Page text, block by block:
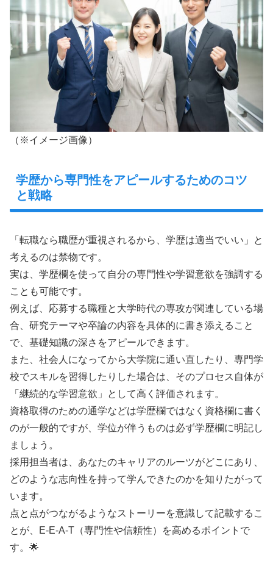
（※イメージ画像）
学歴から専門性をアピールするためのコツ
と戦略
「転職なら職歴が重視されるから、学歴は適当でいい」と
考えるのは禁物です。
実は、学歴欄を使って自分の専門性や学習意欲を強調する
ことも可能です。
例えば、応募する職種と大学時代の専攻が関連している場
合、研究テーマや卒論の内容を具体的に書き添えること
で、基礎知識の深さをアピールできます。
また、社会人になってから大学院に通い直したり、専門学
校でスキルを習得したりした場合は、そのプロセス自体が
「継続的な学習意欲」として高く評価されます。
資格取得のための通学などは学歴欄ではなく資格欄に書く
のが一般的ですが、学位が伴うものは必ず学歴欄に明記し
ましょう。
採用担当者は、あなたのキャリアのルーツがどこにあり、
どのような志向性を持って学んできたのかを知りたがって
います。
点と点がつながるようなストーリーを意識して記載するこ
とが、E-E-A-T（専門性や信頼性）を高めるポイントで
す。🌟